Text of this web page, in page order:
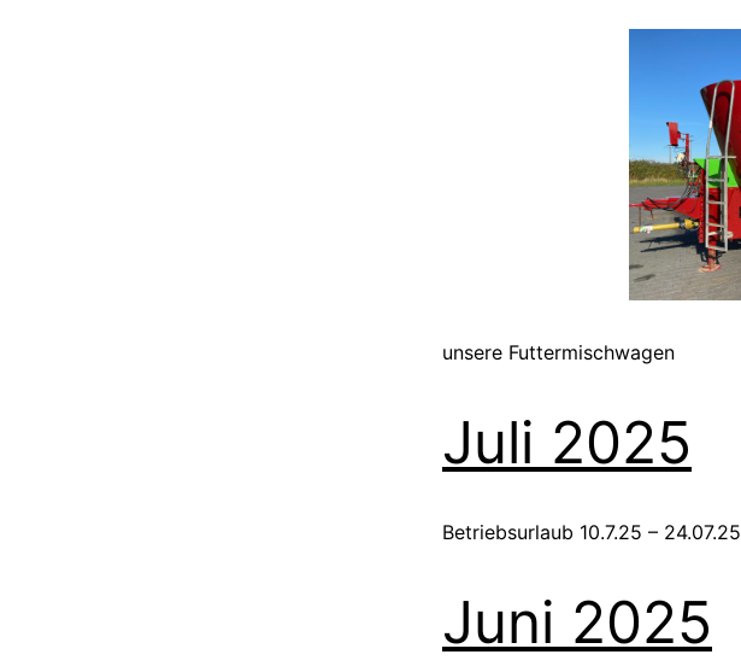
unsere Futtermischwagen
Juli 2025
Betriebsurlaub 10.7.25 – 24.07.25
Juni 2025